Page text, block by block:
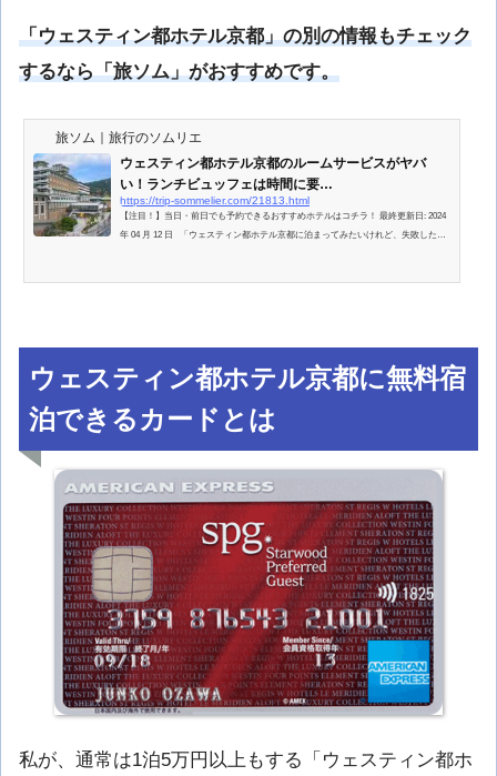
「ウェスティン都ホテル京都」の別の情報もチェック
するなら「旅ソム」がおすすめです。
旅ソム｜旅行のソムリエ
ウェスティン都ホテル京都のルームサービスがヤバ
い！ランチビュッフェは時間に要…
https://trip-sommelier.com/21813.html
【注目！】当日・前日でも予約できるおすすめホテルはコチラ！ 最終更新日: 2024
年 04 月 12 日 「ウェスティン都ホテル京都に泊まってみたいけれど、失敗したく
ウェスティン都ホテル京都に無料宿
泊できるカードとは
私が、通常は1泊5万円以上もする「ウェスティン都ホ